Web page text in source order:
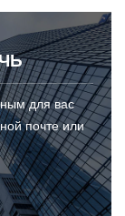
для вас
почте или